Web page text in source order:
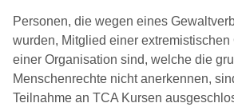
Personen, die wegen eines
wurden, Mitglied einer
einer Organisation sind, welche die
Menschenrechte nicht anerkennen,
Teilnahme an TCA Kursen